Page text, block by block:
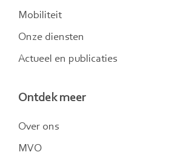
Mobiliteit
Onze diensten
Actueel en publicaties
Ontdek meer
Over ons
MVO